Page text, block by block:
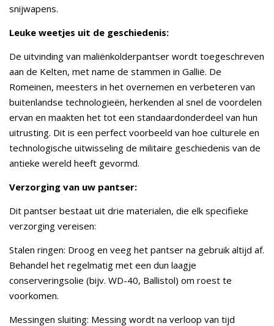
snijwapens.
Leuke weetjes uit de geschiedenis:
De uitvinding van maliënkolderpantser wordt toegeschreven
aan de Kelten, met name de stammen in Gallië. De
Romeinen, meesters in het overnemen en verbeteren van
buitenlandse technologieën, herkenden al snel de voordelen
ervan en maakten het tot een standaardonderdeel van hun
uitrusting. Dit is een perfect voorbeeld van hoe culturele en
technologische uitwisseling de militaire geschiedenis van de
antieke wereld heeft gevormd.
Verzorging van uw pantser:
Dit pantser bestaat uit drie materialen, die elk specifieke
verzorging vereisen:
Stalen ringen: Droog en veeg het pantser na gebruik altijd af.
Behandel het regelmatig met een dun laagje
conserveringsolie (bijv. WD-40, Ballistol) om roest te
voorkomen.
Messingen sluiting: Messing wordt na verloop van tijd